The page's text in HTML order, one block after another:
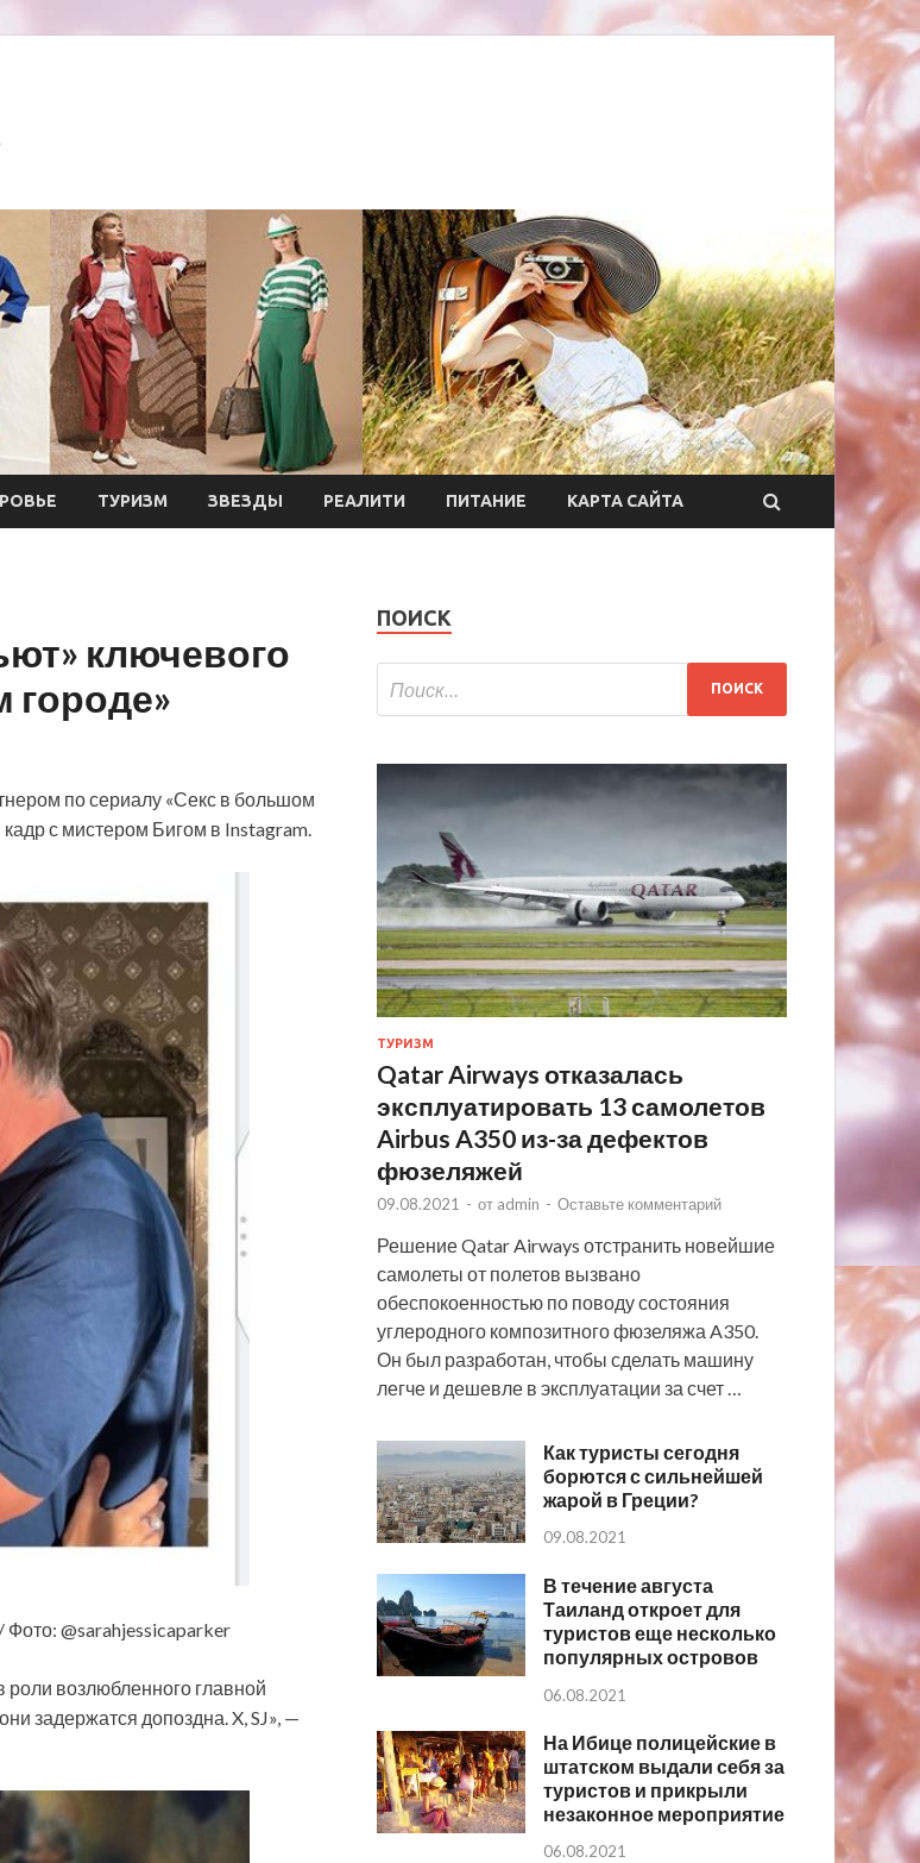
ТУРИЗМ ЗВЕЗДЫ РЕАЛИТИ ПИТАНИЕ КАРТА САЙТА
ключевого
городе»
по сериалу «Секс в большом
с мистером Бигом в Instagram.
@sarahjessicaparker
возлюбленного главной
задержатся допоздна. X, SJ», —
ПОИСК
ТУРИЗМ
Qatar Airways отказалась
эксплуатировать 13 самолетов
Airbus A350 из-за дефектов
фюзеляжей
09.08.2021 - от admin - Оставьте комментарий
Решение Qatar Airways отстранить новейшие
самолеты от полетов вызвано
обеспокоенностью по поводу состояния
углеродного композитного фюзеляжа A350.
Он был разработан, чтобы сделать машину
легче и дешевле в эксплуатации за счет …
Как туристы сегодня
борются с сильнейшей
жарой в Греции?
09.08.2021
В течение августа
Таиланд откроет для
туристов еще несколько
популярных островов
06.08.2021
На Ибице полицейские в
штатском выдали себя за
туристов и прикрыли
незаконное мероприятие
06.08.2021